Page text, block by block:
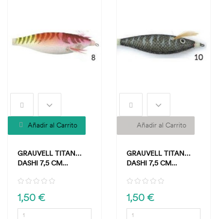
Añadir al Carrito
GRAUVELL TITAN
DASHI 7,5 CM...
1,50 €
Añadir al Carrito
GRAUVELL TITAN
DASHI 7,5 CM...
1,50 €